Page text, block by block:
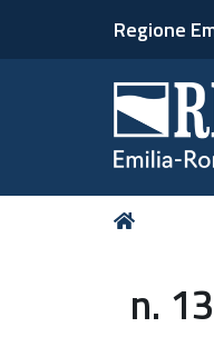
Regione
Tu
n.